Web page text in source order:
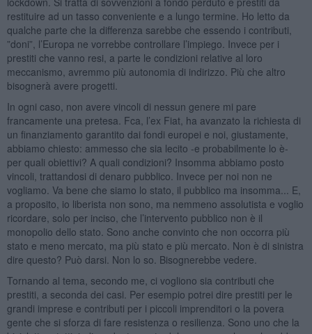
restituire ad un tasso conveniente e a lungo termine. Ho letto da
qualche parte che la differenza sarebbe che essendo i contributi,
”doni”, l’Europa ne vorrebbe controllare l’impiego. Invece per i
prestiti che vanno resi, a parte le condizioni relative al loro
meccanismo, avremmo più autonomia di indirizzo. Più che altro
bisognerà avere progetti.
In ogni caso, non avere vincoli di nessun genere mi pare
francamente una pretesa. Fca, l’ex Fiat, ha avanzato la richiesta di
un finanziamento garantito dai fondi europei e noi, giustamente,
abbiamo chiesto: ammesso che sia lecito -e probabilmente lo è-
per quali obiettivi? A quali condizioni? Insomma abbiamo posto
vincoli, trattandosi di denaro pubblico. Invece per noi non ne
vogliamo. Va bene che siamo lo stato, il pubblico ma insomma... E,
a proposito, io liberista non sono, ma nemmeno assolutista e voglio
ricordare, solo per inciso, che l’intervento pubblico non è il
monopolio dello stato. Sono anche convinto che non occorra più
stato e meno mercato, ma più stato e più mercato. Non è di sinistra
dire questo? Può darsi. Non lo so. Bisognerebbe vedere.
Tornando al tema, secondo me, ci vogliono sia contributi che
prestiti, a seconda dei casi. Per esempio potrei dire prestiti per le
grandi imprese e contributi per i piccoli imprenditori o la povera
gente che si sforza di fare resistenza o resilienza. Sono uno che la